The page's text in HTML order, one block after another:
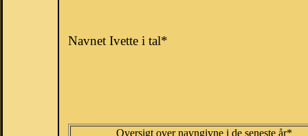
Navnet Ivette i tal*
Oversigt over navngivne i de seneste år*